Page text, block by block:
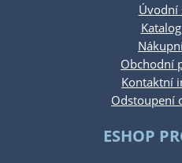
Úvodní
Obchodní
Kontaktní
Odstoupení
ESHOP